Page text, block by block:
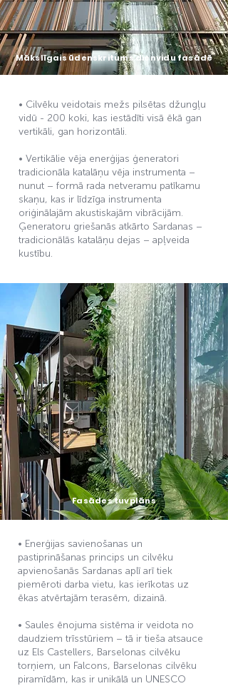
Mākslīgais ūdenskritums dienvidu fasādē
• Cilvēku veidotais mežs pilsētas džungļu
vidū - 200 koki, kas iestādīti visā ēkā gan
vertikāli, gan horizontāli.
• Vertikālie vēja enerģijas ģeneratori
tradicionāla katalāņu vēja instrumenta –
nunut – formā rada netveramu patīkamu
skaņu, kas ir līdzīga instrumenta
oriģinālajām akustiskajām vibrācijām.
Ģeneratoru griešanās atkārto Sardanas –
tradicionālās katalāņu dejas – apļveida
kustību.
Fasādes tuvplāns
• Enerģijas savienošanas un
pastiprināšanas princips un cilvēku
apvienošanās Sardanas aplī arī tiek
piemēroti darba vietu, kas ierīkotas uz
ēkas atvērtajām terasēm, dizainā.
• Saules ēnojuma sistēma ir veidota no
daudziem trīsstūriem – tā ir tieša atsauce
uz Els Castellers, Barselonas cilvēku
torņiem, un Falcons, Barselonas cilvēku
piramīdām, kas ir unikālā un UNESCO